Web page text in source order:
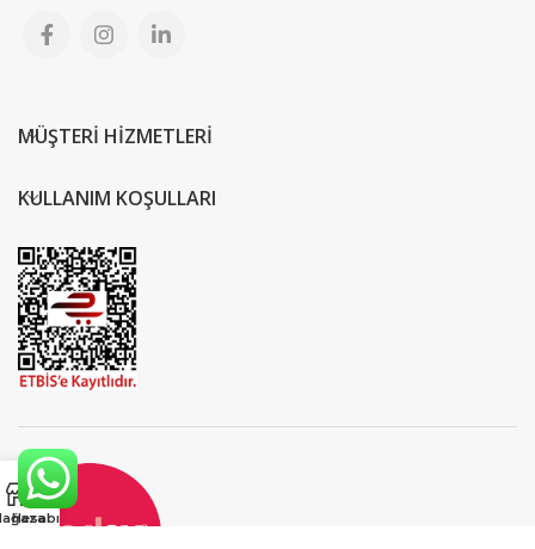
MÜŞTERİ HİZMETLERİ
KULLANIM KOŞULLARI
Hesabım